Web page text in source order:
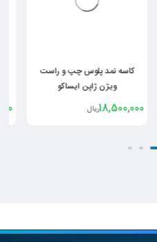
کاسه نمد پلوس چپ و راست
ویژن ژاپن ایساکو
18,500,000ریال